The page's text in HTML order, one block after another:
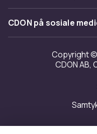
Kundeanmeldelser
Jobbe på CDON
Investor relations
Tilgjengelighet
Merchant Help Center
CDON på sosiale
Copyright ©
CDON AB,